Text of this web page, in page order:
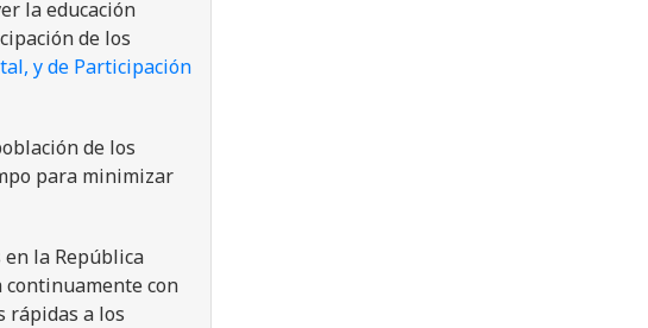
la educación
de los
y de Participación
de los
para minimizar
la República
continuamente con
rápidas a los